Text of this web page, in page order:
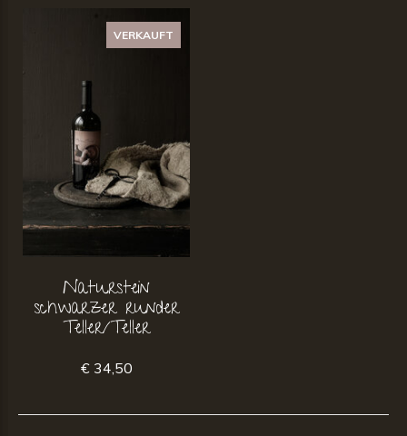
VERKAUFT
Naturstein
schwarzer runder
Teller/Teller
€ 34,50